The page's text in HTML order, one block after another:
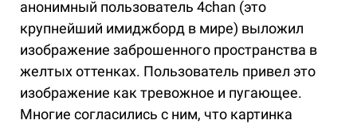
анонимный пользователь 4chan (это
крупнейший имиджборд в мире) выложил
изображение заброшенного пространства в
желтых оттенках. Пользователь привел это
изображение как тревожное и пугающее.
Многие согласились с ним, что картинка